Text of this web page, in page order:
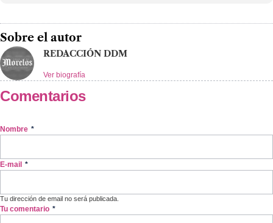
Sobre el autor
REDACCIÓN DDM
Ver biografía
Comentarios
Nombre *
E-mail *
Tu dirección de email no será publicada.
Tu comentario *